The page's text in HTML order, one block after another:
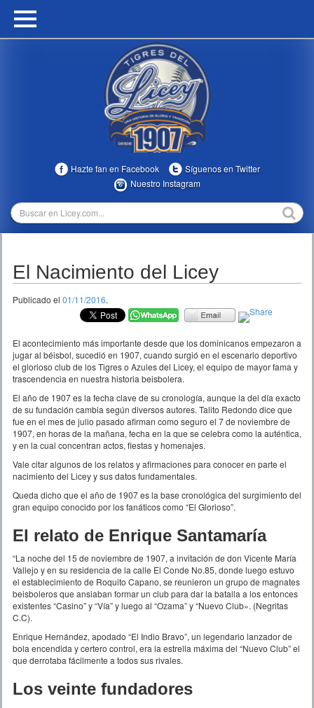
HOME
MULTIMEDIA
TEMPORADAS
Hazte fan en Facebook
Síguenos en Twitter
Nuestro Instagram
El Nacimiento del Licey
Publicado el 01/11/2016.
El acontecimiento más importante desde que los dominicanos empezaron a
jugar al béisbol, sucedió en 1907, cuando surgió en el escenario deportivo
el glorioso club de los Tigres o Azules del Licey, el equipo de mayor fama y
trascendencia en nuestra historia beisbolera.
El año de 1907 es la fecha clave de su cronología, aunque la del día exacto
de su fundación cambia según diversos autores. Talito Redondo dice que
fue en el mes de julio pasado afirman como seguro el 7 de noviembre de
1907, en horas de la mañana, fecha en la que se celebra como la auténtica,
y en la cual concentran actos, fiestas y homenajes.
Vale citar algunos de los relatos y afirmaciones para conocer en parte el
nacimiento del Licey y sus datos fundamentales.
Queda dicho que el año de 1907 es la base cronológica del surgimiento del
gran equipo conocido por los fanáticos como “El Glorioso”.
El relato de Enrique Santamaría
“La noche del 15 de noviembre de 1907, a invitación de don Vicente María
Vallejo y en su residencia de la calle El Conde No.85, donde luego estuvo
el establecimiento de Roquito Capano, se reunieron un grupo de magnates
beisboleros que ansiaban formar un club para dar la batalla a los entonces
existentes “Casino” y “Vía” y luego al “Ozama” y “Nuevo Club». (Negritas
C.C).
Enrique Hernández, apodado “El Indio Bravo”, un legendario lanzador de
bola encendida y certero control, era la estrella máxima del “Nuevo Club” el
que derrotaba fácilmente a todos sus rivales.
Los veinte fundadores